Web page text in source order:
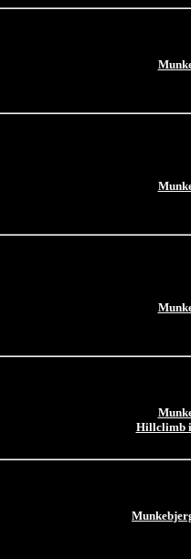
Hillclimb i